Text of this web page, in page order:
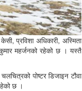
प्रविशा अधिकारी, अस्मिता
कुमार महर्जनको रहेको छ । यस्तै
पोष्टर डिजाइन टौवा
छ ।